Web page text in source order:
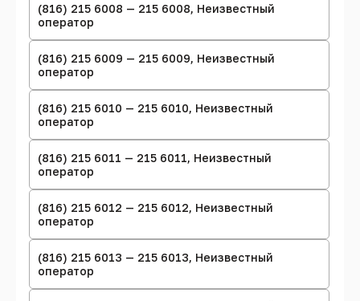
(816) 215 6008 — 215 6008, Неизвестный
оператор
(816) 215 6009 — 215 6009, Неизвестный
оператор
(816) 215 6010 — 215 6010, Неизвестный
оператор
(816) 215 6011 — 215 6011, Неизвестный
оператор
(816) 215 6012 — 215 6012, Неизвестный
оператор
(816) 215 6013 — 215 6013, Неизвестный
оператор